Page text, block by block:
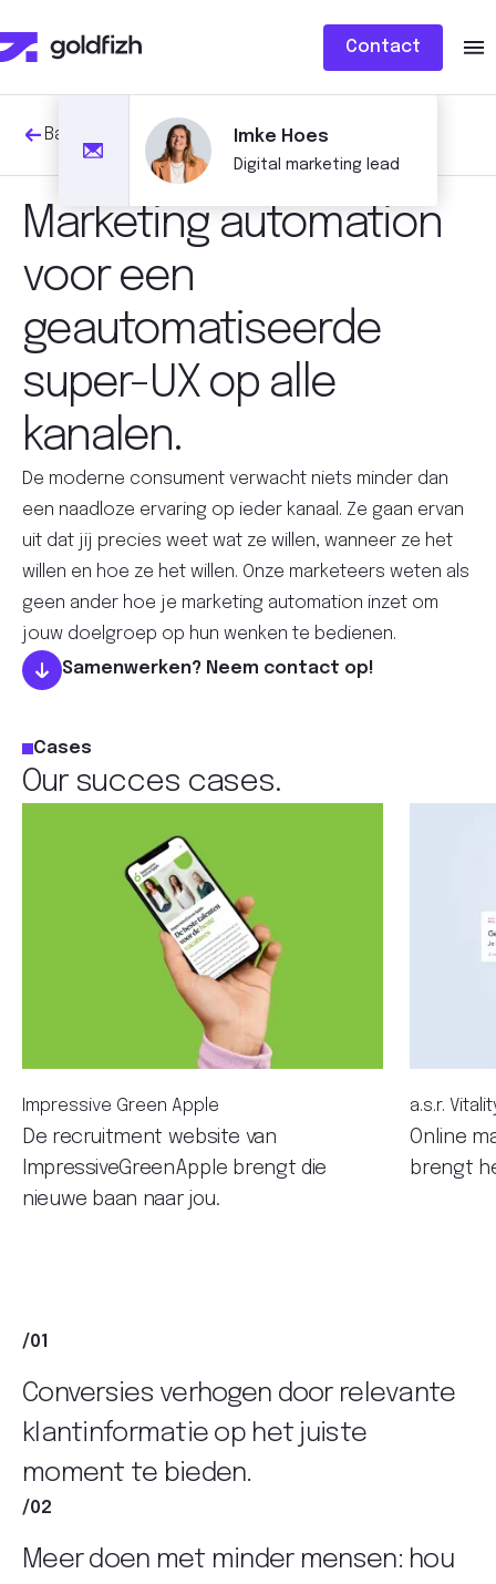
Contact
Imke Hoes
Digital marketing lead
Back to Digital marketing
Marketing automation
voor een
geautomatiseerde
super-UX op alle
kanalen.
De moderne consument verwacht niets minder dan
een naadloze ervaring op ieder kanaal. Ze gaan ervan
uit dat jij precies weet wat ze willen, wanneer ze het
willen en hoe ze het willen. Onze marketeers weten als
geen ander hoe je marketing automation inzet om
jouw doelgroep op hun wenken te bedienen.
Samenwerken? Neem contact op!
Cases
Our succes cases.
Impressive Green Apple
De recruitment website van
ImpressiveGreenApple brengt die
nieuwe baan naar jou.
a.s.r.
Online
brengt
/01
Conversies verhogen door relevante
klantinformatie op het juiste
moment te bieden.
/02
Meer doen met minder mensen: hou